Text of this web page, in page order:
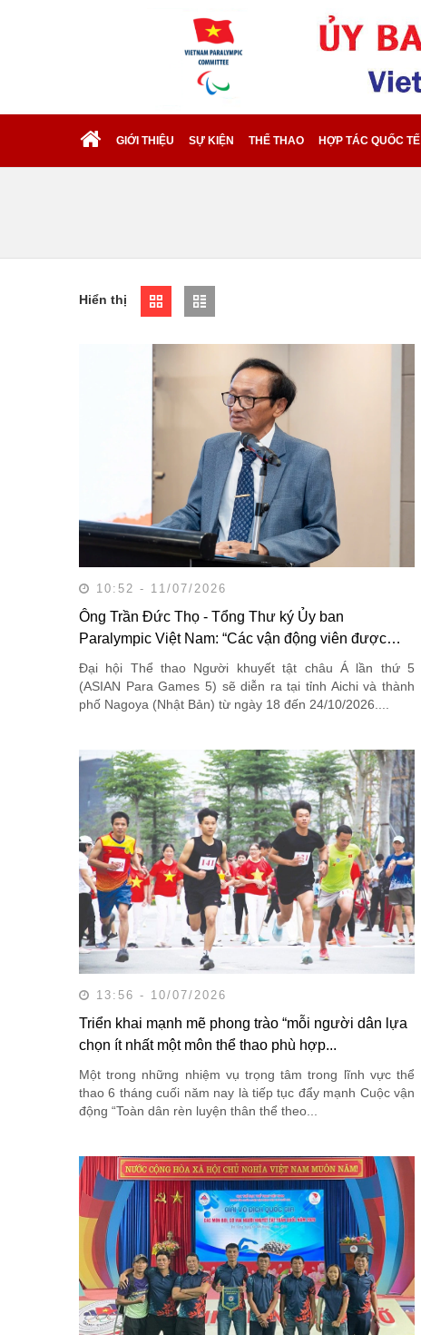
GIỚI THIỆU SỰ KIỆN THỂ THAO HỢP TÁC QUỐC TẾ
Hiển thị
10:52 - 11/07/2026
Ông Trần Đức Thọ - Tổng Thư ký Ủy ban
Paralympic Việt Nam: “Các vận động viên được
tạo...
Đại hội Thể thao Người khuyết tật châu Á lần thứ 5
(ASIAN Para Games 5) sẽ diễn ra tại tỉnh Aichi và thành
phố Nagoya (Nhật Bản) từ ngày 18 đến 24/10/2026....
13:56 - 10/07/2026
Triển khai mạnh mẽ phong trào “mỗi người dân lựa
chọn ít nhất một môn thể thao phù hợp...
Một trong những nhiệm vụ trọng tâm trong lĩnh vực thể
thao 6 tháng cuối năm nay là tiếp tục đẩy mạnh Cuộc vận
động “Toàn dân rèn luyện thân thể theo...